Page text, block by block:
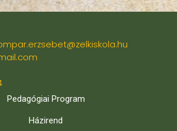
Pedagógiai Program
Házirend